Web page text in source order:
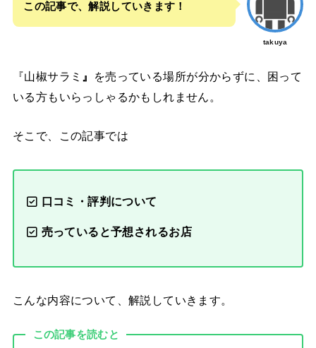
takuya
この記事で、解説していきます！
『山椒サラミ 』
を売っている場所が分からずに、困って
いる方もいらっしゃるかもしれません。
そこで、この記事では
口コミ・評判について
売っていると予想されるお店
こんな内容について、解説していきます。
この記事を読むと